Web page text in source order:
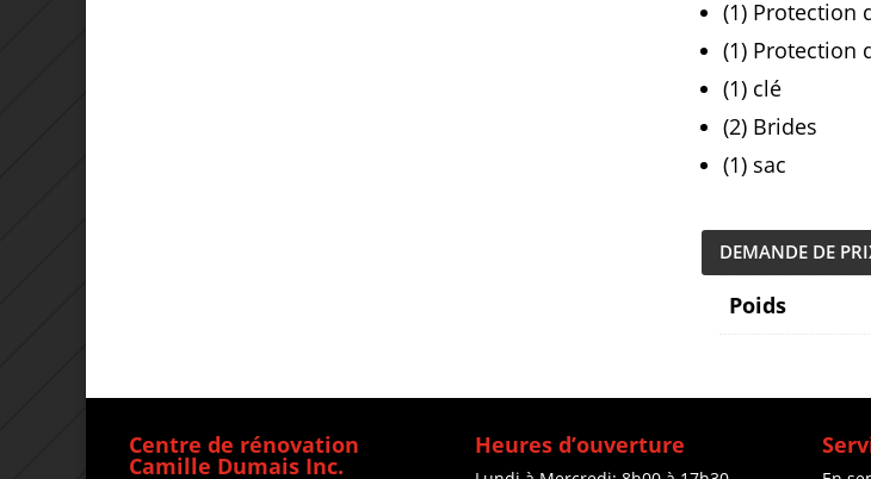
(1) Protection
(1) Protection
(1) clé
(2) Brides
(1) sac
DEMANDE DE
Poids
Centre de rénovation
Camille Dumais Inc.
Heures d’ouverture